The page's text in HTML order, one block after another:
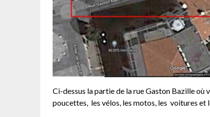
Ci-dessus la partie de la rue Gaston Bazille où
poucettes, les vélos, les motos, les voitures et